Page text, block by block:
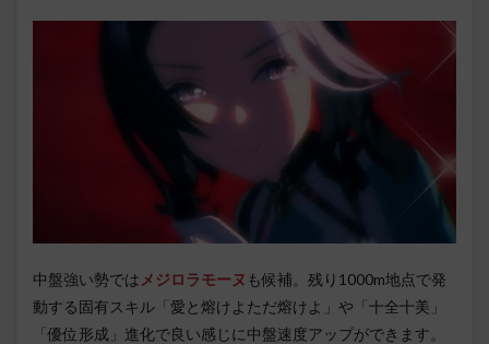
中盤強い勢では メジロラモーヌ も候補。残り1000m地点で発
動する固有スキル「愛と熔けよただ熔けよ」や「十全十美」
「優位形成」進化で良い感じに中盤速度アップができます。